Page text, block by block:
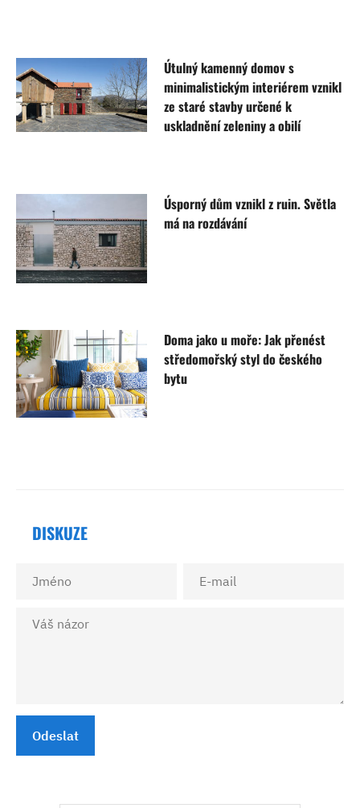
Útulný kamenný domov s
minimalistickým interiérem vznikl
ze staré stavby určené k
uskladnění zeleniny a obilí
Úsporný dům vznikl z ruin. Světla
má na rozdávání
Doma jako u moře: Jak přenést
středomořský styl do českého
bytu
DISKUZE
Odeslat